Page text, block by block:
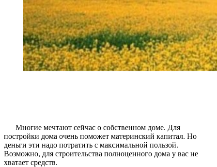
Многие мечтают сейчас о собственном доме. Для
постройки дома очень поможет материнский капитал. Но
деньги эти надо потратить с максимальной пользой.
Возможно, для строительства полноценного дома у вас не
хватает средств.